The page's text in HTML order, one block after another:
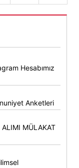
Hesabımız
Anketleri
MÜLAKAT